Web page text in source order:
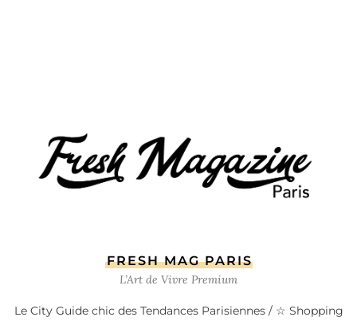
FRESH MAG PARIS
L’Art de Vivre Premium
Le City Guide chic des Tendances Parisiennes / ☆ Shopping